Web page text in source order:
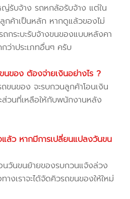
ญ่รับจ้าง รถหกล้อรับจ้าง แต่ใน
กค้าเป็นหลัก หากดูแล้วของไม่
ถกระบะรับจ้างขนของแบบหลังคา
ว่าประเภทอื่นๆ ครับ
ของ ต้องจ่ายเงินอย่างไร ?
ขนของ จะรบกวนลูกค้าโอนเงิน
วนที่เหลือให้กับพนักงานหลัง
ล้ว หากมีการเปลี่ยนแปลงวันขน
นวันขนย้ายของรบกวนแจ้งล่วง
งเราจะได้จัดคิวรถขนของให้ใหม่